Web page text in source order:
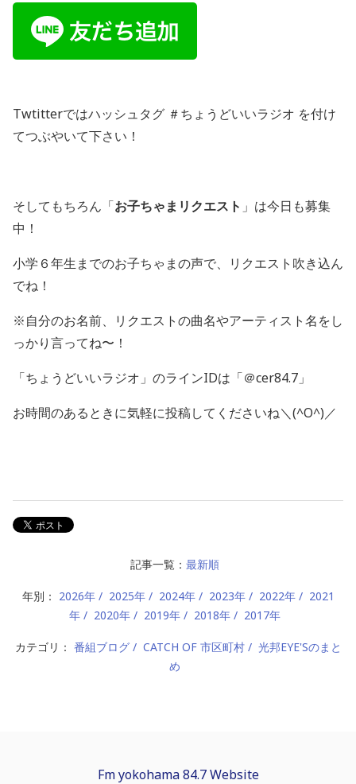
Twtitterではハッシュタグ ＃ちょうどいいラジオ を付け
てつぶやいて下さい！
そしてもちろん「お子ちゃまリクエスト 」は今日も募集
中！
小学６年生までのお子ちゃまの声で、リクエスト吹き込ん
でね！
※自分のお名前、リクエストの曲名やアーティスト名をし
っかり言ってね〜！
「ちょうどいいラジオ」のラインIDは「＠cer84.7」
お時間のあるときに気軽に投稿してくださいね＼(^O^)／
記事一覧： 最新順
年別： 2026年 2025年 2024年 2023年 2022年
2021
年
2020年 2019年 2018年 2017年
カテゴリ： 番組ブログ CATCH OF 市区町村
光邦EYE'Sのまと
め
Fm yokohama 84.7 Website